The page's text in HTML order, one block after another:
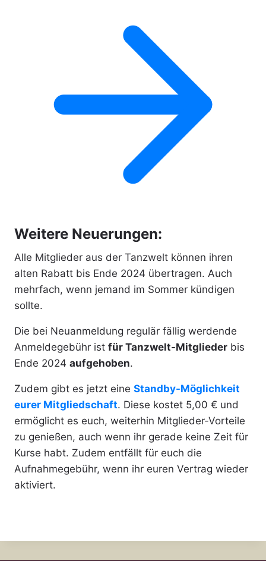
Weitere Neuerungen:
Alle Mitglieder aus der Tanzwelt können ihren
alten Rabatt bis Ende 2024 übertragen. Auch
mehrfach, wenn jemand im Sommer kündigen
sollte.
Die bei Neuanmeldung regulär fällig werdende
Anmeldegebühr ist für Tanzwelt-Mitglieder bis
Ende 2024 aufgehoben.
Zudem gibt es jetzt eine Standby-Möglichkeit
eurer Mitgliedschaft. Diese kostet 5,00 € und
ermöglicht es euch, weiterhin Mitglieder-Vorteile
zu genießen, auch wenn ihr gerade keine Zeit für
Kurse habt. Zudem entfällt für euch die
Aufnahmegebühr, wenn ihr euren Vertrag wieder
aktiviert.